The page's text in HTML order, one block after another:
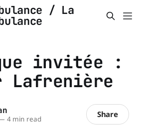
/ La
invitée :
Lafrenière
4 min read Share